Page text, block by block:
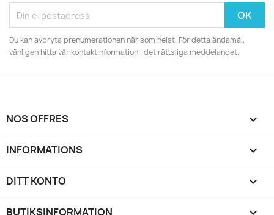
Du kan avbryta prenumerationen när som helst. För detta ändamål,
vänligen hitta vår kontaktinformation i det rättsliga meddelandet.
NOS OFFRES 
INFORMATIONS 
DITT KONTO 
BUTIKSINFORMATION